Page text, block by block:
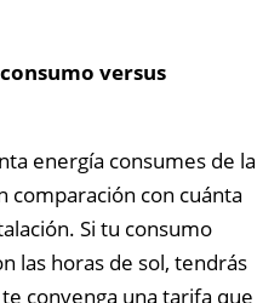
versus
energía consumes de la
comparación con cuánta
Si tu consumo
las horas de sol, tendrás
convenga una tarifa que